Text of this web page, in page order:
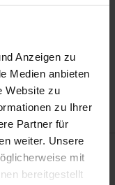
Anzeigen zu
Medien anbieten
Website zu
zu Ihrer
Partner für
weiter. Unsere
mit
bereitgestellt